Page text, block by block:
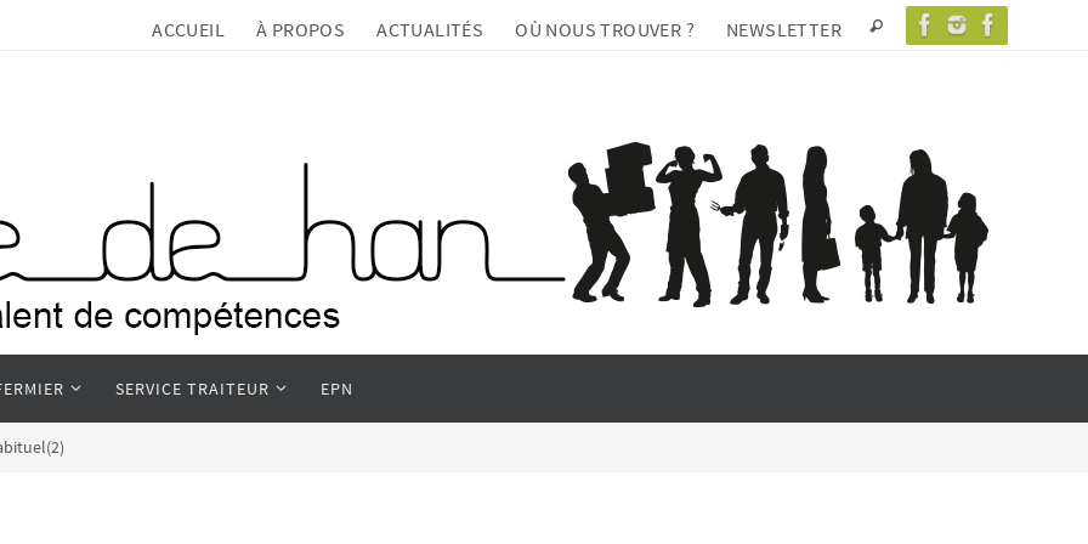
ACCUEIL À PROPOS ACTUALITÉS OÙ NOUS TROUVER ? NEWSLETTER
SERVICE TRAITEUR EPN